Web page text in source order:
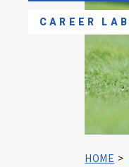
CAREER LAB
HOME